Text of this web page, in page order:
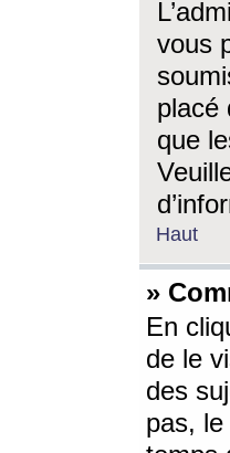
vous
placé
que
Haut
»
En
de le
des
pas,